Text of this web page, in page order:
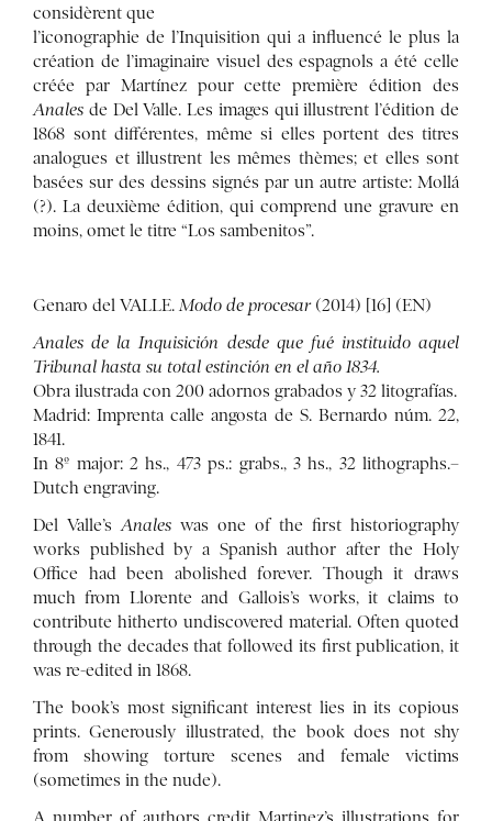
considèrent que
l’iconographie de l’Inquisition qui a influencé le plus la
création de l’imaginaire visuel des espagnols a été celle
créée par Martínez pour cette première édition des
Anales de Del Valle. Les images qui illustrent l’édition de
1868 sont différentes, même si elles portent des titres
analogues et illustrent les mêmes thèmes; et elles sont
basées sur des dessins signés par un autre artiste: Mollá
(?). La deuxième édition, qui comprend une gravure en
moins, omet le titre “Los sambenitos”.
Genaro del VALLE. Modo de procesar(2014) [16] (EN)
Anales de la Inquisición desde que fué instituido aquel
Tribunal hasta su total estinción en el año 1834.
Obra ilustrada con 200 adornos grabados y 32 litografías.
Madrid: Imprenta calle angosta de S. Bernardo núm. 22,
1841.
In 8º major: 2 hs., 473 ps.: grabs., 3 hs., 32 lithographs.–
Dutch engraving.
Del Valle’sAnales was one of the first historiography
works published by a Spanish author after the Holy
Office had been abolished forever. Though it draws
much from Llorente and Gallois’s works, it claims to
contribute hitherto undiscovered material. Often quoted
through the decades that followed its first publication, it
was re-edited in 1868.
The book’s most significant interest lies in its copious
prints. Generously illustrated, the book does not shy
from showing torture scenes and female victims
(sometimes in the nude).